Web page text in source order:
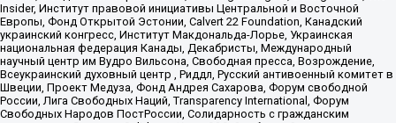
Insider, Институт правовой инициативы Центральной и Восточной
Европы, Фонд Открытой Эстонии, Calvert 22 Foundation, Канадский
украинский конгресс, Институт Макдональда-Лорье, Украинская
национальная федерация Канады, Декабристы, Международный
научный центр им Вудро Вильсона, Свободная пресса, Возрождение,
Всеукраинский духовный центр , Риддл, Русский антивоенный комитет в
Швеции, Проект Медуза, Фонд Андрея Сахарова, Форум свободной
России, Лига Свободных Наций, Transparеncy International, Форум
Свободных Народов ПостРоссии, Солидарность с гражданским